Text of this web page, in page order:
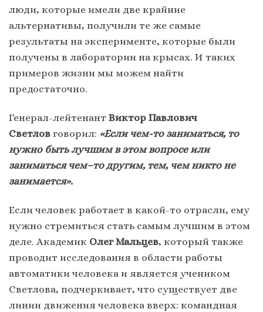
люди, которые имели две крайние
альтернативы, получили те же самые
результаты на эксперименте, которые были
получены в лаборатории на крысах. И таких
примеров жизни мы можем найти
предостаточно.
Генерал-лейтенант Виктор Павлович
Светлов говорил: «Если чем-то заниматься, то
нужно быть лучшим в этом вопросе или
заниматься чем–то другим, тем, чем никто не
занимается».
Если человек работает в какой-то отрасли, ему
нужно стремиться стать самым лучшим в этом
деле. Академик Олег Мальцев, который также
проводит исследования в области работы
автоматики человека и является учеником
Светлова, подчеркивает, что существует две
линии движения человека вверх: командная